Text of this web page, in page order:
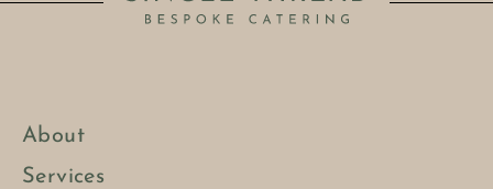
About
Services